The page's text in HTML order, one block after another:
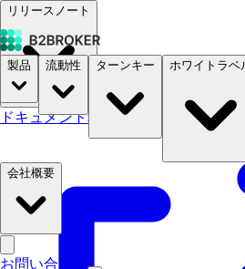
リリースノート
ドキュメント料金 B2STORE
製品 流動性 ターンキー ホワイトラベ
会社概要
お問い合わせ